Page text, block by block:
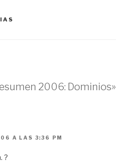
2006: Dominios»
A LAS 3:36 PM
?